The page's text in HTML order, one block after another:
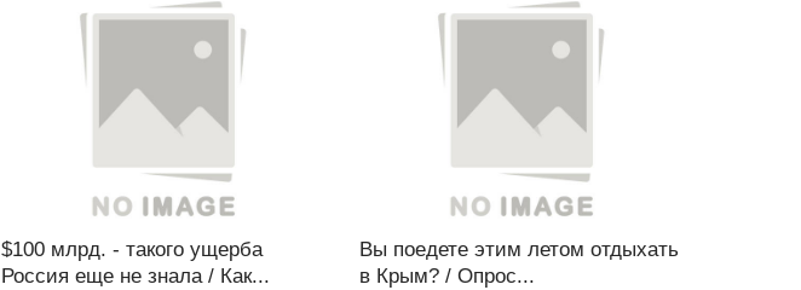
$100 млрд. - такого ущерба
Россия еще не знала / Как...
Вы поедете этим летом отдыхать
в Крым? / Опрос...